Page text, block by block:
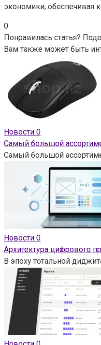
экономики, обеспечивая
0
Понравилась статья?
Вам также может быть
Новости 0
Самый большой
Самый большой
Новости 0
Архитектура цифрового
В эпоху тотальной